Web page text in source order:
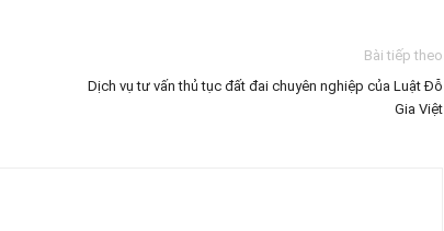
Bài tiếp theo
Dịch vụ tư vấn thủ tục đất đai chuyên nghiệp của Luật Đỗ
Gia Việt